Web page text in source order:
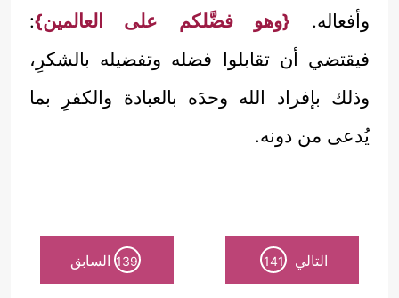
وأفعاله. {وهو فضَّلكم على العالمين}:
فيقتضي أن تقابلوا فضله وتفضيله بالشكرِ،
وذلك بإفراد الله وحدَه بالعبادة والكفرِ بما
يُدعى من دونه.
التالي 141
139 السابق